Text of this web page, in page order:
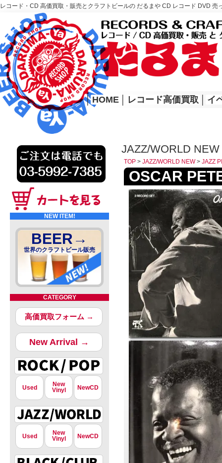
レコード・CD 高価買取・販売とクラフトビールの だるまや CD レコード DVD
レコード高価買取はこちら
HOME
│ HOME レコード高価買取 イ
NEW ITEM!
BEER→
世界のクラフトビール販売
CATEGORY
高価買取フォーム →
New Arrival →
Used
New
Vinyl
NewCD
Used
New
Vinyl
NewCD
JAZZ/WORLD
TOP > JAZZ/WORLD NEW> JAZZ
OSCAR